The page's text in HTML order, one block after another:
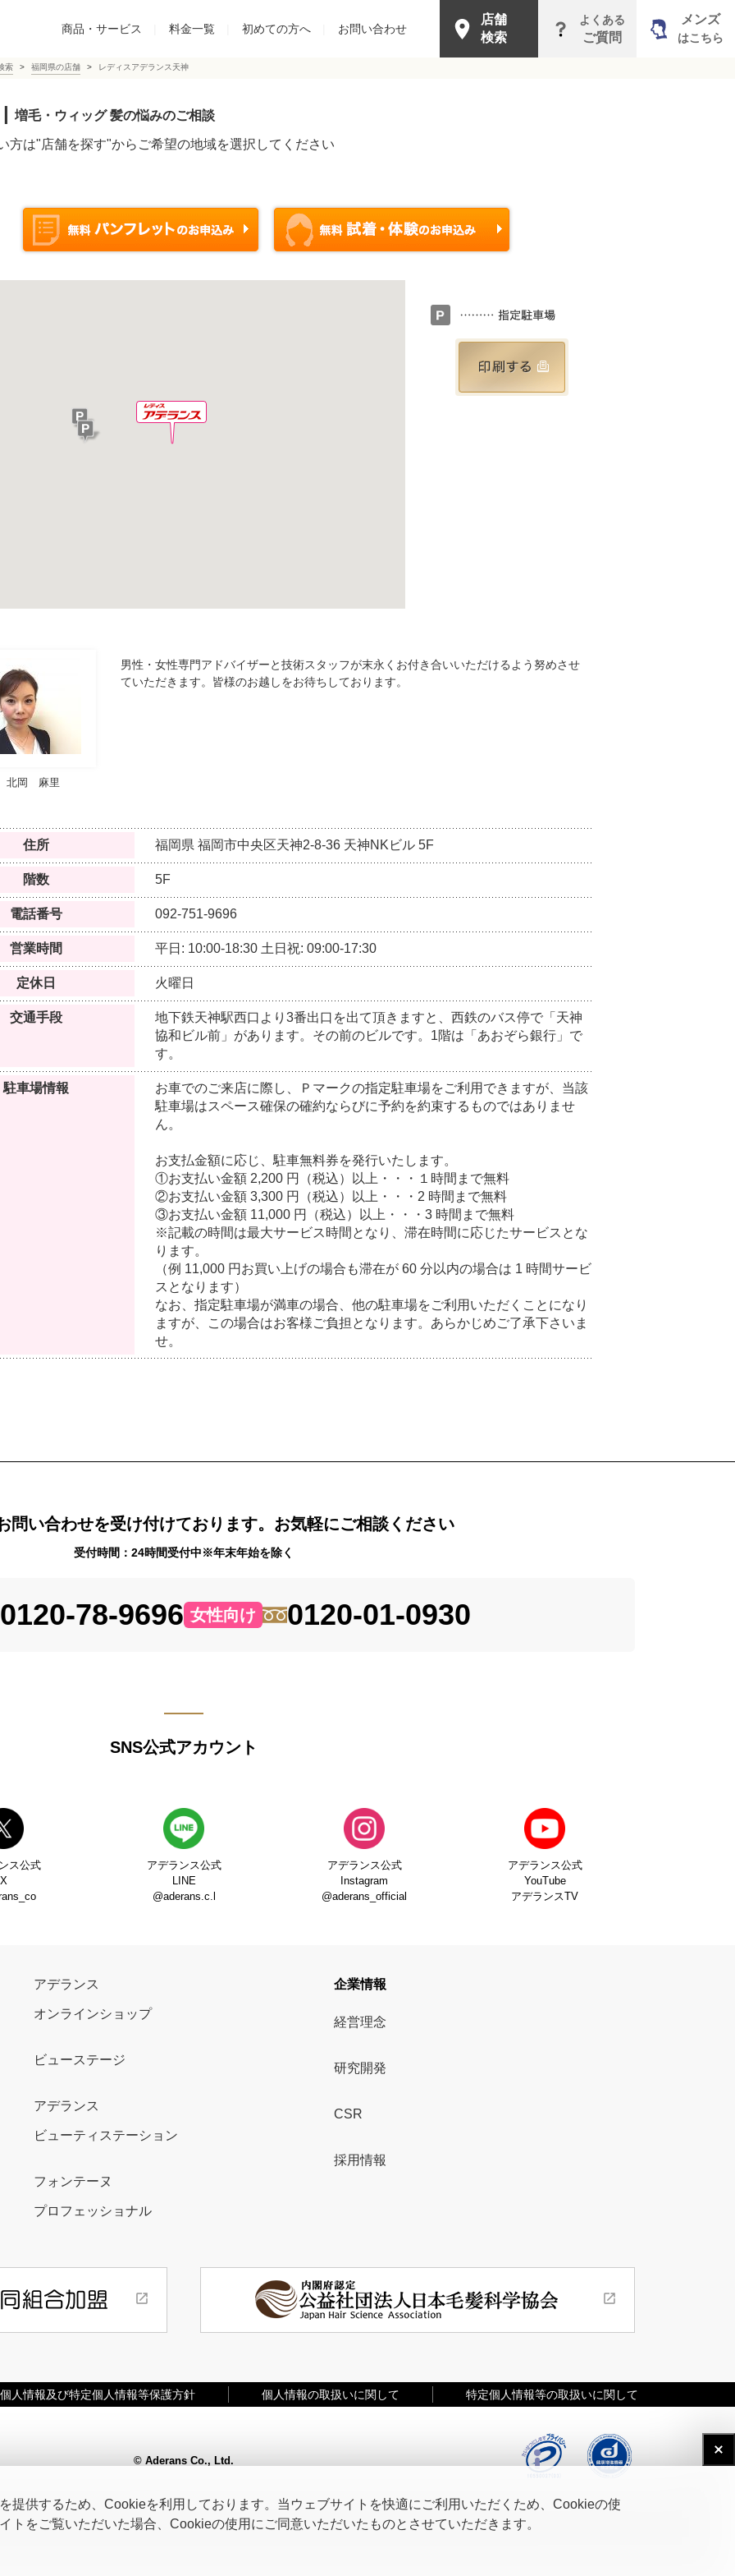
商品・サービス 料金一覧 初めての方へ お問い合わせ
店舗
検索
よくある
ご質問
メンズ
はこちら
索 福岡県の店舗 レディスアデランス天神
増毛・ウィッグ 髪の悩みのご相談
方は"店舗を探す"からご希望の地域を選択してください
北岡 麻里
男性・女性専門アドバイザーと技術スタッフが末永くお付き合いいただけるよう努めさせ
ていただきます。皆様のお越しをお待ちしております。
住所 福岡県 福岡市中央区天神2-8-36 天神NKビル 5F
階数 5F
電話番号 092-751-9696
営業時間 平日: 10:00-18:30 土日祝: 09:00-17:30
定休日 火曜日
交通手段
地下鉄天神駅西口より3番出口を出て頂きますと、西鉄のバス停で「天神
協和ビル前」があります。その前のビルです。1階は「あおぞら銀行」で
す。
駐車場情報
お車でのご来店に際し、Ｐマークの指定駐車場をご利用できますが、当該
駐車場はスペース確保の確約ならびに予約を約束するものではありませ
ん。
お支払金額に応じ、駐車無料券を発行いたします。
①お支払い金額 2,200 円（税込）以上・・・１時間まで無料
②お支払い金額 3,300 円（税込）以上・・・2 時間まで無料
③お支払い金額 11,000 円（税込）以上・・・3 時間まで無料
※記載の時間は最大サービス時間となり、滞在時間に応じたサービスとな
ります。
（例 11,000 円お買い上げの場合も滞在が 60 分以内の場合は 1 時間サービ
スとなります）
なお、指定駐車場が満車の場合、他の駐車場をご利用いただくことになり
ますが、この場合はお客様ご負担となります。あらかじめご了承下さいま
せ。
問い合わせを受け付けております。お気軽にご相談ください
受付時間：24時間受付中※年末年始を除く
0120-78-9696 女性向け 0120-01-0930
SNS公式アカウント
ス公式
X
アデランス公式
LINE
@aderans.c.l
アデランス公式
Instagram
@aderans_official
アデランス公式
YouTube
アデランスTV
アデランス
オンラインショップ
ビューステージ
アデランス
ビューティステーション
フォンテーヌ
プロフェッショナル
企業情報
経営理念
研究開発
CSR
採用情報
個人情報及び特定個人情報等保護方針 個人情報の取扱いに関して 特定個人情報等の取扱いに関して
© Aderans Co., Ltd.
提供するため、Cookieを利用しております。当ウェブサイトを快適にご利用いただくため、Cookieの使
トをご覧いただいた場合、Cookieの使用にご同意いただいたものとさせていただきます。